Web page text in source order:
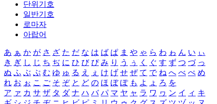
단위기호
일반기호
로마자
아랍어
あ ぁ か が さ ざ た だ な は ば ぱ ま や ゃ ら わ ゎ ん い ぃ
き ぎ し じ ち ぢ に ひ び ぴ み り う ぅ く ぐ す ず つ づ っ
ぬ ふ ぶ ぷ む ゆ ゅ る え ぇ け げ せ ぜ て で ね へ べ ぺ め
れ お ぉ こ ご そ ぞ と ど の ほ ぼ ぽ も よ ょ ろ を
ア ァ カ サ ザ タ ダ ナ ハ バ パ マ ヤ ャ ラ ワ ヮ ン イ ィ キ